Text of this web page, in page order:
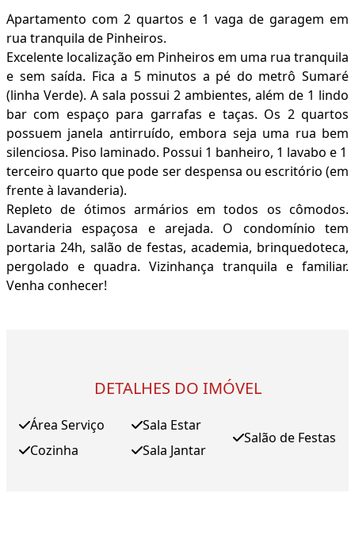
Apartamento com 2 quartos e 1 vaga de garagem em
rua tranquila de Pinheiros.
Excelente localização em Pinheiros em uma rua tranquila
e sem saída. Fica a 5 minutos a pé do metrô Sumaré
(linha Verde). A sala possui 2 ambientes, além de 1 lindo
bar com espaço para garrafas e taças. Os 2 quartos
possuem janela antirruído, embora seja uma rua bem
silenciosa. Piso laminado. Possui 1 banheiro, 1 lavabo e 1
terceiro quarto que pode ser despensa ou escritório (em
frente à lavanderia).
Repleto de ótimos armários em todos os cômodos.
Lavanderia espaçosa e arejada. O condomínio tem
portaria 24h, salão de festas, academia, brinquedoteca,
pergolado e quadra. Vizinhança tranquila e familiar.
Venha conhecer!
DETALHES DO IMÓVEL
Área Serviço
Cozinha
Sala Estar
Sala Jantar
Salão de Festas